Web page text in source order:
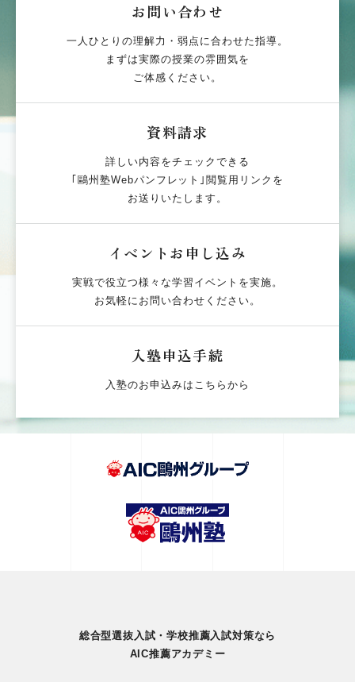
お問い合わせ
一人ひとりの理解力・弱点に合わせた指導。
まずは実際の授業の雰囲気を
ご体感ください。
資料請求
詳しい内容をチェックできる
｢鷗州塾Webパンフレット｣閲覧用リンクを
お送りいたします。
イベントお申し込み
実戦で役立つ様々な学習イベントを実施。
お気軽にお問い合わせください。
入塾申込手続
入塾のお申込みはこちらから
総合型選抜入試・学校推薦入試対策なら
AIC推薦アカデミー